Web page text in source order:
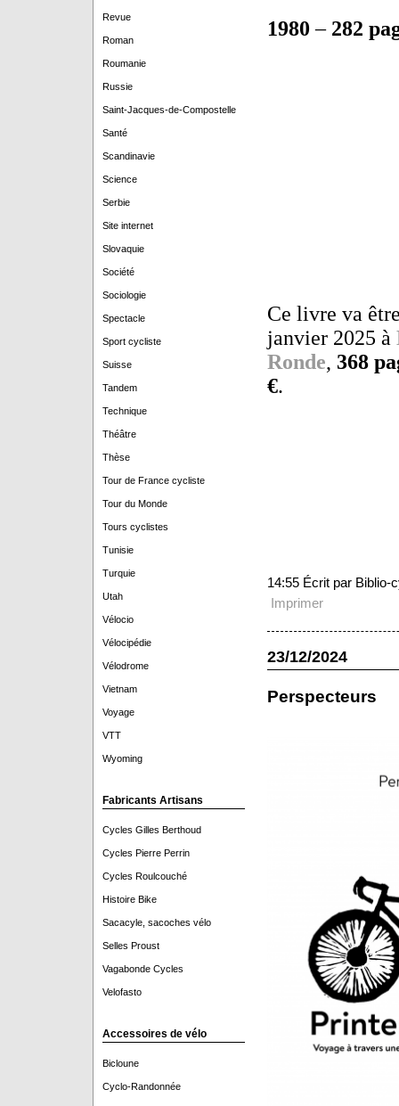
Revue
Roman
Roumanie
Russie
Saint-Jacques-de-Compostelle
Santé
Scandinavie
Science
Serbie
Site internet
Slovaquie
Société
Sociologie
Spectacle
Sport cycliste
Suisse
Tandem
Technique
Théâtre
Thèse
Tour de France cycliste
Tour du Monde
Tours cyclistes
Tunisie
Turquie
Utah
Vélocio
Vélocipédie
Vélodrome
Vietnam
Voyage
VTT
Wyoming
Fabricants Artisans
Cycles Gilles Berthoud
Cycles Pierre Perrin
Cycles Roulcouché
Histoire Bike
Sacacyle, sacoches vélo
Selles Proust
Vagabonde Cycles
Velofasto
Accessoires de vélo
Bicloune
Cyclo-Randonnée
1980 – 282
Ce livre va
janvier 2025 à
Ronde, 368
€.
14:55 Écrit par Biblio-
Imprimer
23/12/2024
Perspecteurs